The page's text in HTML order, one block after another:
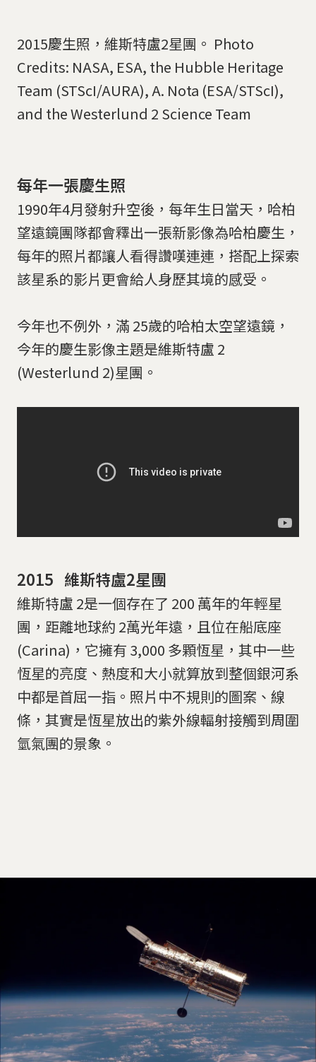
2015慶生照，維斯特盧2星團。 Photo
Credits: NASA, ESA, the Hubble Heritage
Team (STScI/AURA), A. Nota (ESA/STScI),
and the Westerlund 2 Science Team
每年一張慶生照
1990年4月發射升空後，每年生日當天，哈柏
望遠鏡團隊都會釋出一張新影像為哈柏慶生，
每年的照片都讓人看得讚嘆連連，搭配上探索
該星系的影片更會給人身歷其境的感受。
今年也不例外，滿 25歲的哈柏太空望遠鏡，
今年的慶生影像主題是維斯特盧 2
(Westerlund 2)星團。
2015 維斯特盧2星團
維斯特盧 2是一個存在了 200 萬年的年輕星
團，距離地球約 2萬光年遠，且位在船底座
(Carina)，它擁有 3,000 多顆恆星，其中一些
恆星的亮度、熱度和大小就算放到整個銀河系
中都是首屈一指。照片中不規則的圖案、線
條，其實是恆星放出的紫外線輻射接觸到周圍
氫氣團的景象。